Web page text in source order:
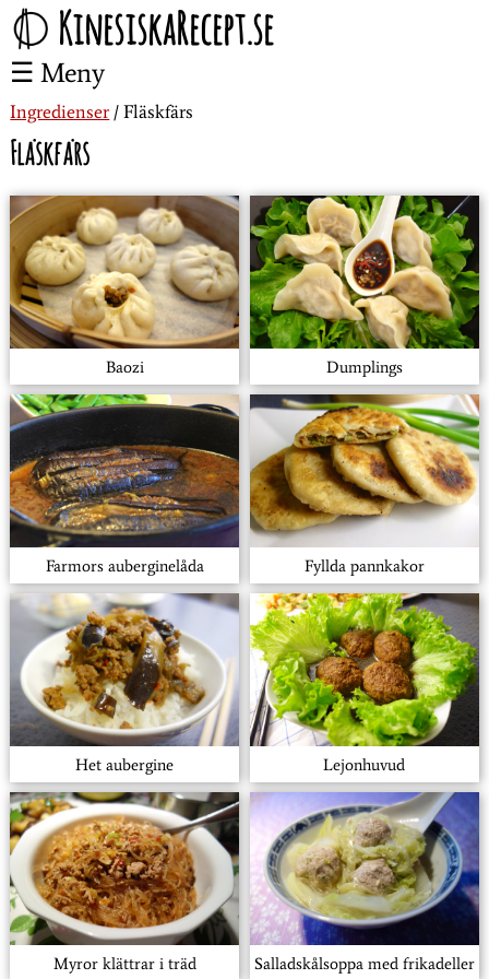
KinesiskaRecept.se
Meny
Ingredienser Fläskfärs
Fläskfärs
Baozi Dumplings
Farmors auberginelåda Fyllda pannkakor
Het aubergine Lejonhuvud
Myror klättrar i träd Salladskålsoppa med frikadeller